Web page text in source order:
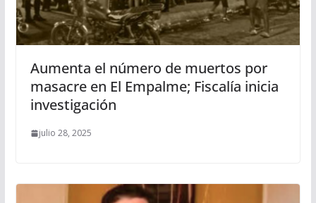
Aumenta el número de muertos por
masacre en El Empalme; Fiscalía inicia
investigación
julio 28, 2025